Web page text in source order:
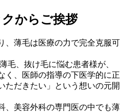
からご挨拶
、薄毛は医療の力で完全克服可
毛、抜け毛に悩む患者様が、
く、医師の指導の下医学的に正
ただきたい」という想いの元開
、美容外科の専門医の中でも薄